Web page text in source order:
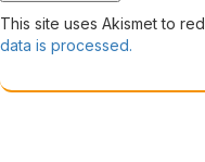
This site uses Akismet to
data is processed.